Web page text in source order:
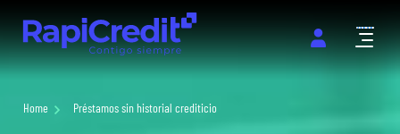
Abrir
Home Préstamos sin historial crediticio